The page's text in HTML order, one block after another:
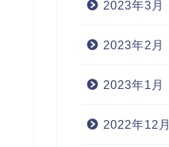
2023年3月
2023年2月
2023年1月
2022年12月